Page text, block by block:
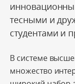
тесными и
студентами и
В системе
множество